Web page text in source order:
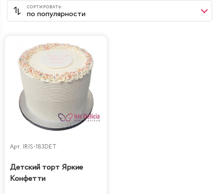
Арт. IRIS-183DET
Детский торт Яркие
Конфетти